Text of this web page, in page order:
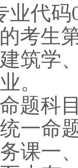
业代码
考生
筑学
。
题科
一命
课一